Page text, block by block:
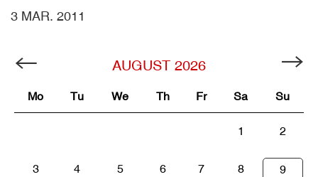
3 MAR. 2011
AUGUST 2026
Mo Tu We Th Fr Sa Su
1 2
3 4 5 6 7 8 9